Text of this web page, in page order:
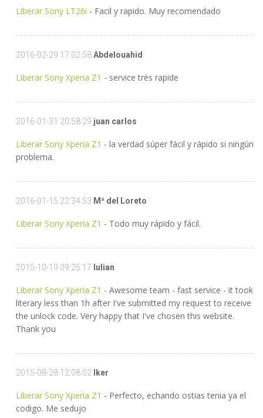
Liberar Sony LT26i - Facil y rapido. Muy recomendado
2016-02-29 17:02:58Abdelouahid
Liberar Sony Xperia Z1 - service très rapide
2016-01-31 20:58:29 juan carlos
Liberar Sony Xperia Z1 - la verdad súper fácil y rápido si ningún
problema.
2016-01-15 22:34:53 Mª del Loreto
Liberar Sony Xperia Z1 - Todo muy rápido y fácil.
2015-10-19 09:25:17 Iulian
Liberar Sony Xperia Z1 - Awesome team - fast service - it took
literary less than 1h after I've submitted my request to receive
the unlock code. Very happy that I've chosen this website.
Thank you
2015-08-28 12:08:02 Iker
Liberar Sony Xperia Z1 - Perfecto, echando ostias tenia ya el
codigo. Me sedujo